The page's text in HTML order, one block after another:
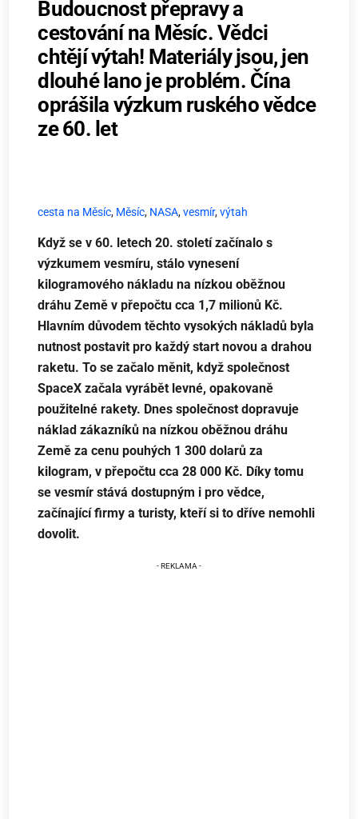
Budoucnost přepravy a
cestování na Měsíc. Vědci
chtějí výtah! Materiály jsou, jen
dlouhé lano je problém. Čína
oprášila výzkum ruského vědce
ze 60. let
cesta na Měsíc, Měsíc, NASA,vesmír,výtah
Když se v 60. letech 20. století začínalo s
výzkumem vesmíru, stálo vynesení
kilogramového nákladu na nízkou oběžnou
dráhu Země v přepočtu cca 1,7 milionů Kč.
Hlavním důvodem těchto vysokých nákladů byla
nutnost postavit pro každý start novou a drahou
raketu. To se začalo měnit, když společnost
SpaceX začala vyrábět levné, opakovaně
použitelné rakety. Dnes společnost dopravuje
náklad zákazníků na nízkou oběžnou dráhu
Země za cenu pouhých 1 300 dolarů za
kilogram, v přepočtu cca 28 000 Kč. Díky tomu
se vesmír stává dostupným i pro vědce,
začínající firmy a turisty, kteří si to dříve nemohli
dovolit.